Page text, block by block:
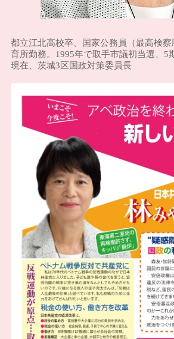
都立江北高校卒、国家公務員（最高検
育所勤務。1995年で取手市議初当選、5
現在、茨城3区国政対策委員長